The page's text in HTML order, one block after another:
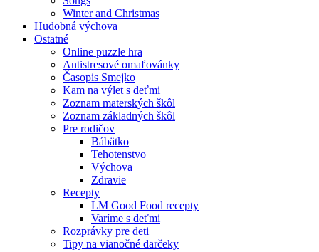
Winter and Christmas
Hudobná výchova
Ostatné
Online puzzle hra
Antistresové omaľovánky
Časopis Smejko
Kam na výlet s deťmi
Zoznam materských škôl
Zoznam základných škôl
Pre rodičov
Bábätko
Tehotenstvo
Výchova
Zdravie
Recepty
LM Good Food recepty
Varíme s deťmi
Rozprávky pre deti
Tipy na vianočné darčeky